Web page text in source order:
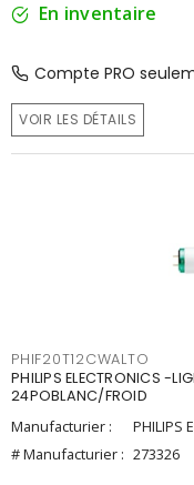
En inventaire
Compte PRO
VOIR LES DÉTAILS
PHIF20T12CWALTO
PHILIPS ELECTRONICS -
24POBLANC/FROID
Manufacturier :
PHILIPS
# Manufacturier : 273326